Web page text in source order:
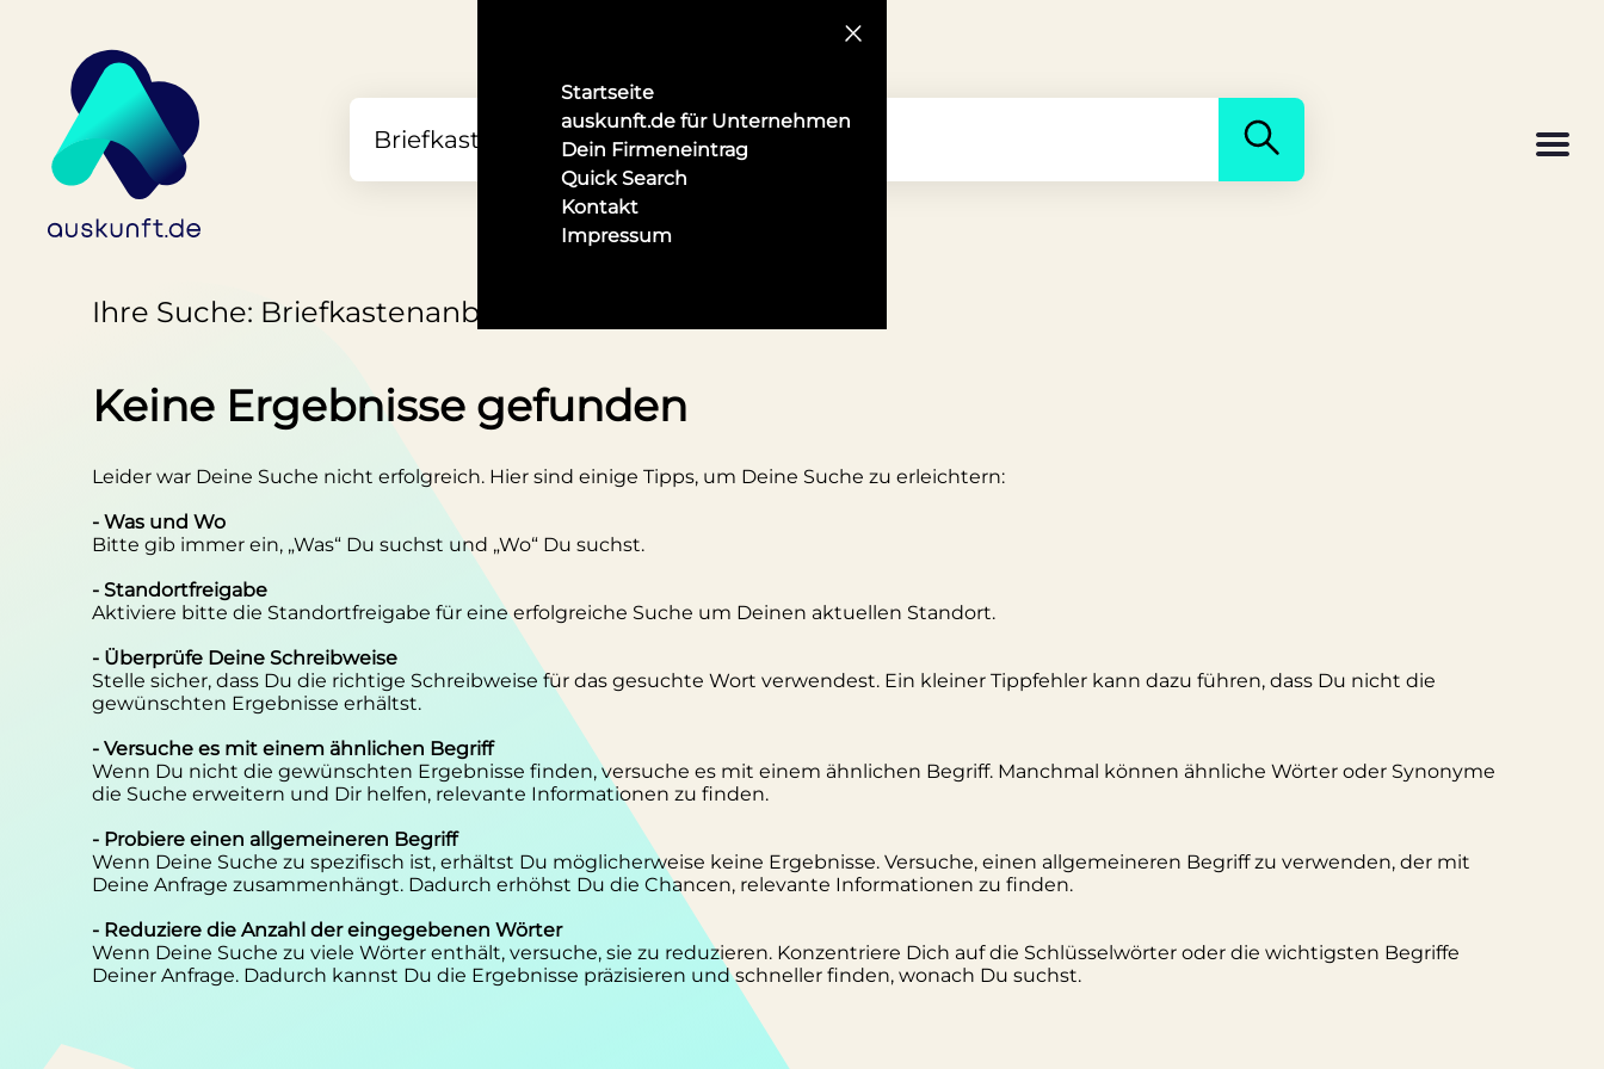
Startseite
auskunft.de für Unternehmen
Dein Firmeneintrag
Quick Search
Kontakt
Impressum
Ihre Suche: Briefkastenanbieter in Mannheim
Keine Ergebnisse gefunden
Leider war Deine Suche nicht erfolgreich. Hier sind einige Tipps, um Deine Suche zu erleichtern:
- Was und Wo
Bitte gib immer ein, „Was“ Du suchst und „Wo“ Du suchst.
- Standortfreigabe
Aktiviere bitte die Standortfreigabe für eine erfolgreiche Suche um Deinen aktuellen Standort.
- Überprüfe Deine Schreibweise
Stelle sicher, dass Du die richtige Schreibweise für das gesuchte Wort verwendest. Ein kleiner Tippfehler kann dazu führen, dass Du nicht die
gewünschten Ergebnisse erhältst.
- Versuche es mit einem ähnlichen Begriff
Wenn Du nicht die gewünschten Ergebnisse finden, versuche es mit einem ähnlichen Begriff. Manchmal können ähnliche Wörter oder Synonyme
die Suche erweitern und Dir helfen, relevante Informationen zu finden.
- Probiere einen allgemeineren Begriff
Wenn Deine Suche zu spezifisch ist, erhältst Du möglicherweise keine Ergebnisse. Versuche, einen allgemeineren Begriff zu verwenden, der mit
Deine Anfrage zusammenhängt. Dadurch erhöhst Du die Chancen, relevante Informationen zu finden.
- Reduziere die Anzahl der eingegebenen Wörter
Wenn Deine Suche zu viele Wörter enthält, versuche, sie zu reduzieren. Konzentriere Dich auf die Schlüsselwörter oder die wichtigsten Begriffe
Deiner Anfrage. Dadurch kannst Du die Ergebnisse präzisieren und schneller finden, wonach Du suchst.